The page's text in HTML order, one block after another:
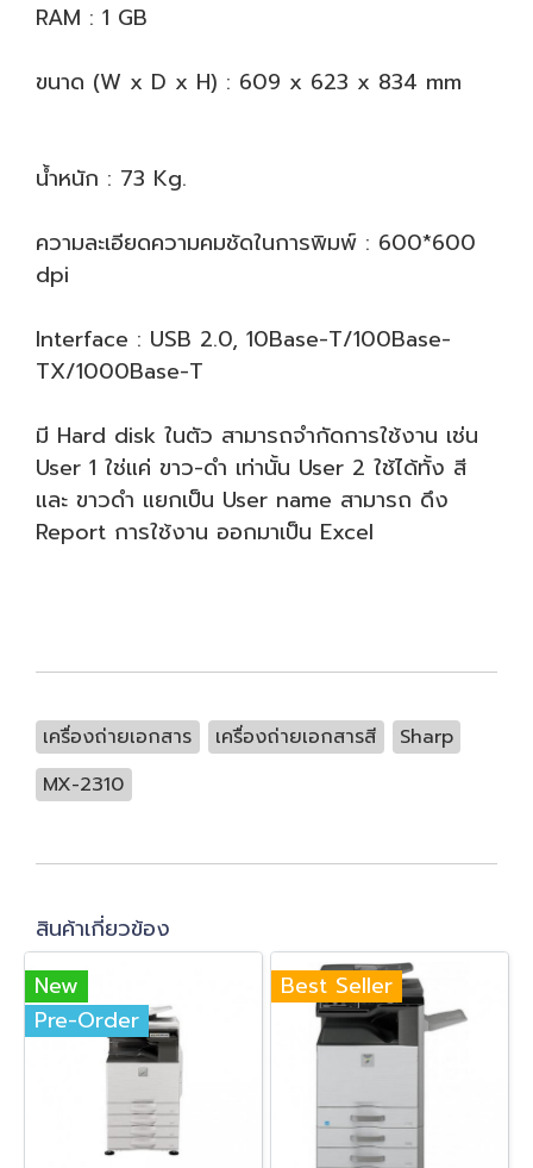
RAM : 1 GB
ขนาด (W x D x H) : 609 x 623 x 834 mm
น้ำหนัก : 73 Kg.
ความละเอียดความคมชัดในการพิมพ์ : 600*600
dpi
Interface : USB 2.0, 10Base-T/100Base-
TX/1000Base-T
มี Hard disk ในตัว สามารถจำกัดการใช้งาน เช่น
User 1 ใช่แค่ ขาว-ดำ เท่านั้น User 2 ใช้ได้ทั้ง สี
และ ขาวดำ แยกเป็น User name สามารถ ดึง
Report การใช้งาน ออกมาเป็น Excel
เครื่องถ่ายเอกสาร เครื่องถ่ายเอกสารสี
Sharp
MX-2310
สินค้าเกี่ยวข้อง
New
Pre-Order
Best Seller